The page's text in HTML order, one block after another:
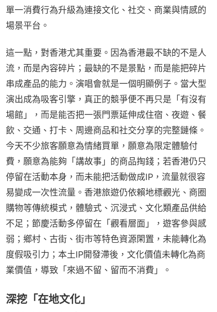
單一消費行為升級為連接文化、社交、商業與情感的
場景平台。
這一點，對香港尤其重要。因為香港最不缺的不是人
流，而是內容碎片；最缺的不是景點，而是能把碎片
串成產品的能力。演唱會就是一個明顯例子。當大型
演出成為吸客引擎，真正的競爭便不再只是「有沒有
場館」，而是能否把一張門票延伸成住宿、夜遊、餐
飲、交通、打卡、周邊商品和社交分享的完整鏈條。
今天不少旅客願意為情緒買單，願意為限定體驗付
費，願意為能夠「講故事」的商品掏錢；若香港仍只
停留在活動本身，而未能把活動做成IP，流量就很容
易變成一次性流量。香港旅遊仍依賴地標觀光、商圈
購物等傳統模式，體驗式、沉浸式、文化類產品供給
不足；節慶活動多停留在「觀看層面」，遊客參與感
弱；鄉村、古街、街市等特色資源閑置，未能轉化為
度假吸引力；本土IP開發滯後，文化價值未轉化為商
業價值，導致「來過不留、留而不消費」。
深挖「在地文化」